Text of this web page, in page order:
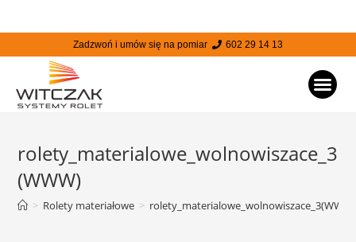
Zadzwoń i umów się na pomiar 602 29 14 13
rolety_materialowe_wolnowiszace_3
(WWW)
> Rolety materiałowe > rolety_materialowe_wolnowiszace_3(WWW)